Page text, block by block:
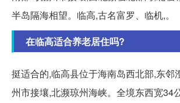
半岛隔海相望。临高,古名富罗、临机,。
在临高适合养老居住吗?
挺适合的,临高县位于海南岛西北部,东邻
州市接壤,北濒琼州海峡。全境东西宽34